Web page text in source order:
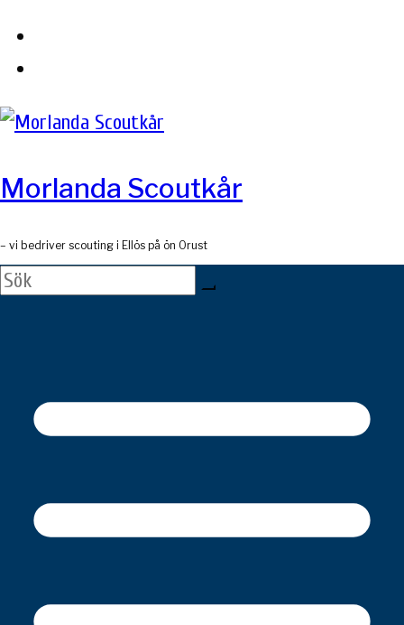
Skip
content
Morlanda Scoutkår
– vi bedriver scouting i Ellös på ön Orust